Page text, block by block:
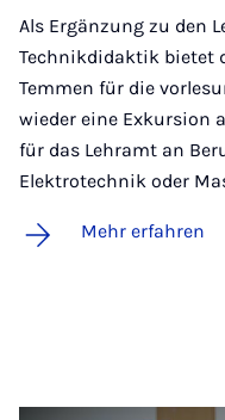
Als Ergänzung zu den
Technikdidaktik bietet
Temmen für die
wieder eine Exkursion
für das Lehramt an
Elektrotechnik oder
Mehr erfahren